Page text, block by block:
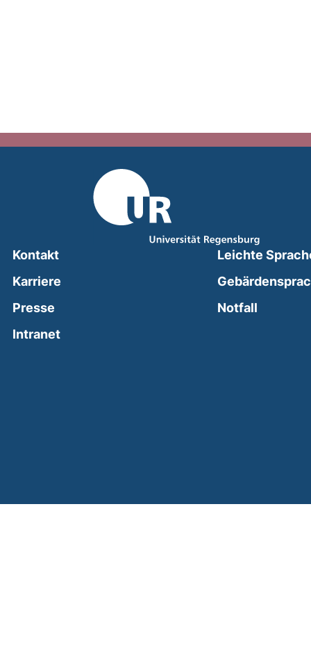
Kontakt
Karriere
Presse
Intranet(external link, opens in a new window)
Leichte
Notfall